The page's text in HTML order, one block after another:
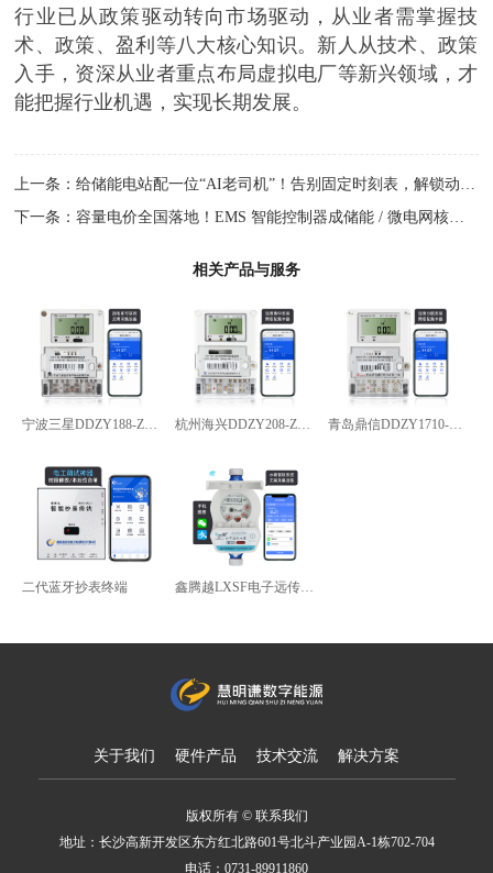
行业已从政策驱动转向市场驱动，从业者需掌握技
术、政策、盈利等八大核心知识。新人从技术、政策
入手，资深从业者重点布局虚拟电厂等新兴领域，才
能把握行业机遇，实现长期发展。
上一条：给储能电站配一位“AI老司机”！告别固定时刻表，解锁动态
下一条：容量电价全国落地！EMS 智能控制器成储能 / 微电网核心 “
相关产品与服务
宁波三星DDZY188-Z型4G通讯智能电能表杭州海兴DDZY208-Z型RS485通讯智能电能表
青岛鼎信DDZY1710-Z型单
二代蓝牙抄表终端 鑫腾越LXSF电子远传智能水表
关于我们 硬件产品 技术交流 解决方案
版权所有 © 联系我们
地址：长沙高新开发区东方红北路601号北斗产业园A-1栋702-704
电话：0731-89911860